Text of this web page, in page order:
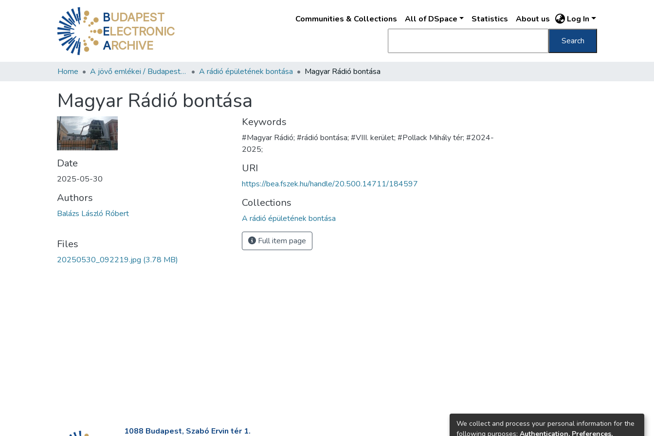
BUDAPEST
ELECTRONIC
ARCHIVE
Communities & Collections All of DSpace Statistics About us Log In
Search
Home A jövő emlékei / Budapest ma A rádió épületének bontása Magyar Rádió bontása
Magyar Rádió bontása
Date
2025-05-30
Authors
Balázs László Róbert
Files
20250530_092219.jpg (3.78 MB)
Keywords
#Magyar Rádió; #rádió bontása; #VIII. kerület; #Pollack Mihály tér; #2024-
2025;
URI
https://bea.fszek.hu/handle/20.500.14711/184597
Collections
A rádió épületének bontása
Full item page
1088 Budapest, Szabó Ervin tér 1.
We collect and process your personal information for the
following purposes: Authentication, Preferences,